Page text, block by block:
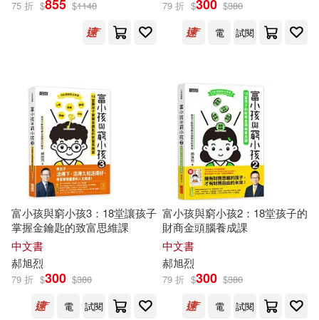
75 折 $855 $1140 79 折 $300 $380
電
試閱
富小孩與窮小孩3：18堂讓孩子
掌握金鑰匙的致富思維課
中文書
郝旭烈
79 折 $300 $380
電
試閱
富小孩與窮小孩2：18堂孩子的
財商金頭腦養成課
中文書
郝旭烈
79 折 $300 $380
電
試閱